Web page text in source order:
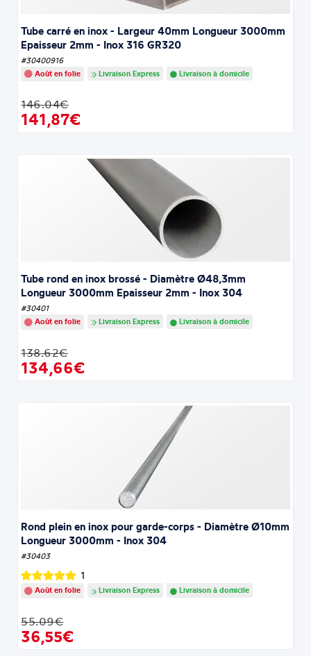
Tube carré en inox - Largeur 40mm Longueur 3000mm
Epaisseur 2mm - Inox 316 GR320
#30400916
Août en folie
Livraison Express Livraison à domicile
146.04€
141,87€
Tube rond en inox brossé - Diamètre Ø48,3mm
Longueur 3000mm Epaisseur 2mm - Inox 304
#30401
Août en folie
Livraison Express Livraison à domicile
138.62€
134,66€
Rond plein en inox pour garde-corps - Diamètre Ø10mm
Longueur 3000mm - Inox 304
#30403
1
Août en folie Livraison Express Livraison à domicile
55.09€
36,55€